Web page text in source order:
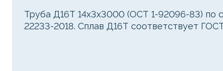
Труба Д16Т 14х3х3000 (ОСТ 1-92096-83) по
22233-2018. Сплав Д16Т соответствует